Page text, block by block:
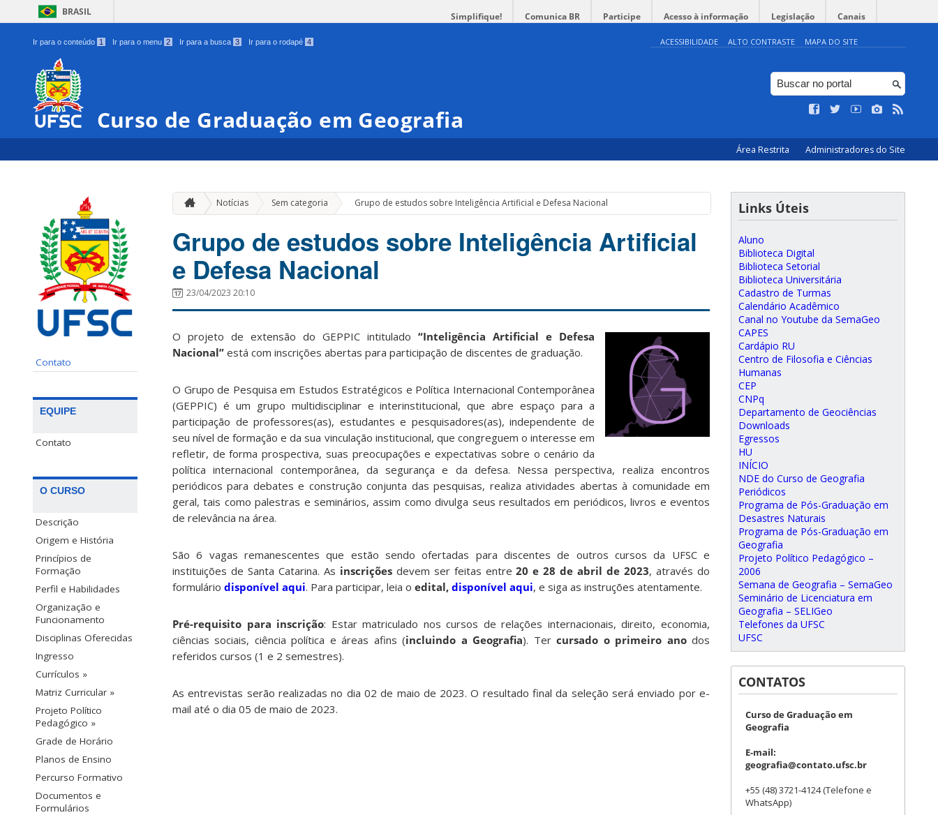
BRASIL Simplifique! Comunica BR Participe Acesso à informação Legislação Canais
Ir para o conteúdo 1 Ir para o menu 2 Ir para a busca 3 Ir para o rodapé 4 ACESSIBILIDADE ALTO CONTRASTE MAPA DO SITE
Curso de Graduação em Geografia
Área Restrita Administradores do Site
Contato
EQUIPE
Contato
O CURSO
Descrição
Origem e História
Princípios de
Formação
Perfil e Habilidades
Organização e
Funcionamento
Disciplinas Oferecidas
Ingresso
Currículos »
Matriz Curricular »
Projeto Político
Pedagógico »
Grade de Horário
Planos de Ensino
Percurso Formativo
Documentos e
Formulários
Notícias Sem categoria » Grupo de estudos sobre Inteligência Artificial e Defesa Nacional
Grupo de estudos sobre Inteligência Artificial
e Defesa Nacional
23/04/2023 20:10
O projeto de extensão do GEPPIC intitulado “Inteligência Artificial e Defesa
Nacional” está com inscrições abertas para participação de discentes de graduação.
O Grupo de Pesquisa em Estudos Estratégicos e Política Internacional Contemporânea
(GEPPIC) é um grupo multidisciplinar e interinstitucional, que abre espaço para a
participação de professores(as), estudantes e pesquisadores(as), independente de
seu nível de formação e da sua vinculação institucional, que congreguem o interesse em
refletir, de forma prospectiva, suas preocupações e expectativas sobre o cenário da
política internacional contemporânea, da segurança e da defesa. Nessa perspectiva, realiza encontros
periódicos para debates e construção conjunta das pesquisas, realiza atividades abertas à comunidade em
geral, tais como palestras e seminários, assim como divulga seus resultados em periódicos, livros e eventos
de relevância na área.
São 6 vagas remanescentes que estão sendo ofertadas para discentes de outros cursos da UFSC e
instituições de Santa Catarina. As inscriçõesdevem ser feitas entre20 e 28 de abril de 2023, através do
formulário disponível aqui. Para participar, leia o edital, disponível aqui, e siga as instruções atentamente.
Pré-requisito para inscrição: Estar matriculado nos cursos de relações internacionais, direito, economia,
ciências sociais, ciência política e áreas afins (incluindo a Geografia). Tercursado o primeiro anodos
referidos cursos (1 e 2 semestres).
As entrevistas serão realizadas no dia 02 de maio de 2023. O resultado final da seleção será enviado por e-
mail até o dia 05 de maio de 2023.
Links Úteis
Aluno
Biblioteca Digital
Biblioteca Setorial
Biblioteca Universitária
Cadastro de Turmas
Calendário Acadêmico
Canal no Youtube da SemaGeo
CAPES
Cardápio RU
Centro de Filosofia e Ciências
Humanas
CEP
CNPq
Departamento de Geociências
Downloads
Egressos
HU
INÍCIO
NDE do Curso de Geografia
Periódicos
Programa de Pós-Graduação em
Desastres Naturais
Programa de Pós-Graduação em
Geografia
Projeto Político Pedagógico –
2006
Semana de Geografia – SemaGeo
Seminário de Licenciatura em
Geografia – SELIGeo
Telefones da UFSC
UFSC
CONTATOS
Curso de Graduação em
Geografia
E-mail:
geografia@contato.ufsc.br
+55 (48) 3721-4124 (Telefone e
WhatsApp)